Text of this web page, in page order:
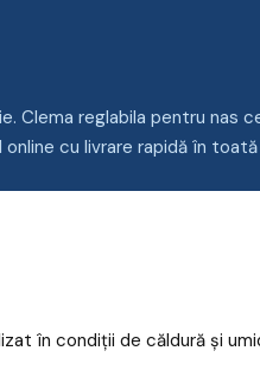
Clema reglabila pentru nas
cu livrare rapidă în toată
în condiții de căldură și